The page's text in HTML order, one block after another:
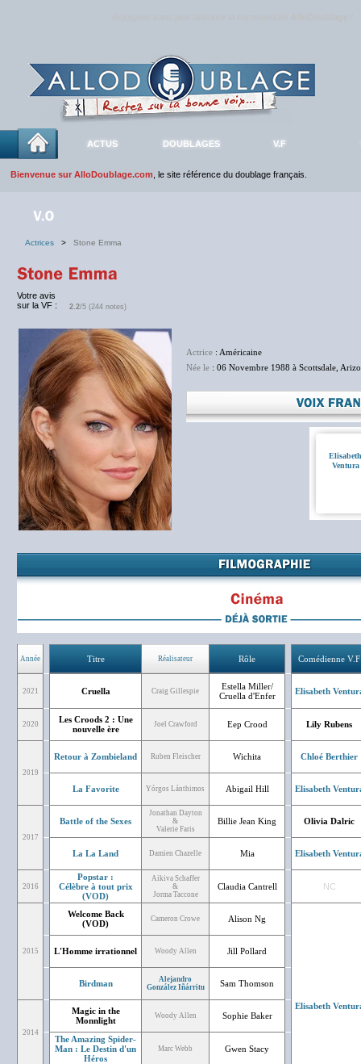
ACTUS DOUBLAGES V.F
Bienvenue sur AlloDoublage.com , le site référence du doublage français.
Actrices > Stone Emma
Votre avis
sur la VF :
2.2/5 (244 notes)
Actrice : Américaine
Née le : 06 Novembre 1988 à Scottsdale,
Elisabeth
Ventura
Année Titre Réalisateur Rôle Comédienne V.F
2021 Cruella Craig Gillespie
Estella Miller/
Cruella d'Enfer
Elisabeth
2020
Les Croods 2 : Une
nouvelle ère
Joel Crawford Eep Crood Lily Rubens
2019
Retour à Zombieland Ruben Fleischer Wichita Chloé Berthier
La Favorite Yórgos Lánthimos Abigail Hill Elisabeth
2017
Battle of the Sexes
Jonathan Dayton
&
Valerie Faris
Billie Jean King Olivia Dalric
La La Land Damien Chazelle Mia Elisabeth
2016
Popstar :
Célèbre à tout prix
(VOD)
Aikiva Schaffer
&
Jorma Taccone
Claudia Cantrell NC
2015
Welcome Back
(VOD)
Cameron Crowe Alison Ng
Elisabeth
L'Homme irrationnel Woody Allen Jill Pollard
Birdman
Alejandro
González Iñárritu
Sam Thomson
2014
Magic in the
Monnlight
Woody Allen Sophie Baker
The Amazing Spider-
Man : Le Destin d'un
Héros
Marc Webb Gwen Stacy